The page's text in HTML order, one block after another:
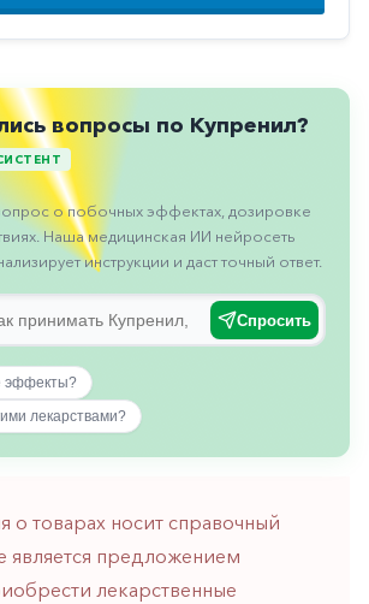
вопросы по Купренил?
о побочных эффектах, дозировке
Наша медицинская ИИ нейросеть
инструкции и даст точный ответ.
Спросить
эффекты?
лекарствами?
о товарах носит справочный
является предложением
лекарственные